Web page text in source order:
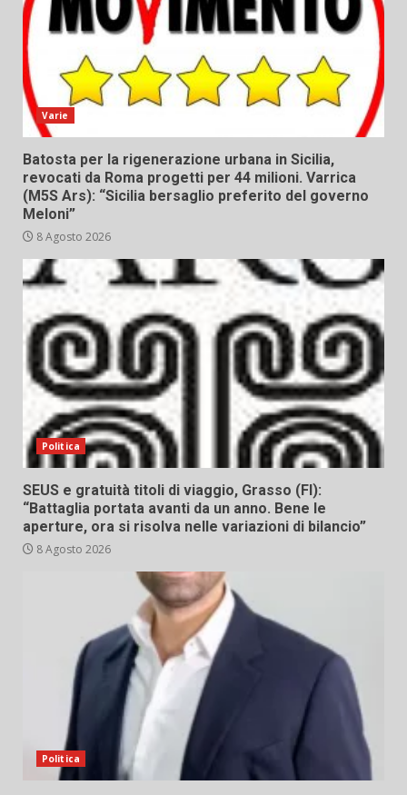
Varie
Batosta per la rigenerazione urbana in Sicilia,
revocati da Roma progetti per 44 milioni. Varrica
(M5S Ars): “Sicilia bersaglio preferito del governo
Meloni”
8 Agosto 2026
Politica
SEUS e gratuità titoli di viaggio, Grasso (FI):
“Battaglia portata avanti da un anno. Bene le
aperture, ora si risolva nelle variazioni di bilancio”
8 Agosto 2026
Politica